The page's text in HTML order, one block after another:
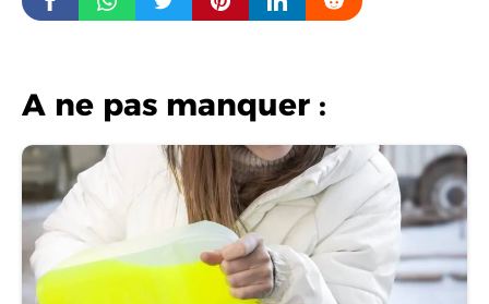
A ne pas manquer :